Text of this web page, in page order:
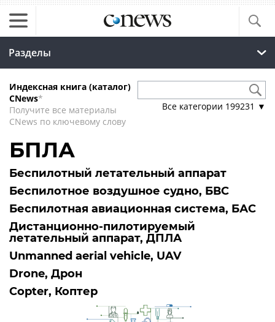
Разделы
Индексная книга (каталог)
CNews*
Получите все материалы
CNews по ключевому слову
Все категории 199231 ▼
БПЛА
Беспилотный летательный аппарат
Беспилотное воздушное судно, БВС
Беспилотная авиационная система, БАС
Дистанционно-пилотируемый
летательный аппарат, ДПЛА
Unmanned aerial vehicle, UAV
Drone, Дрон
Copter, Коптер